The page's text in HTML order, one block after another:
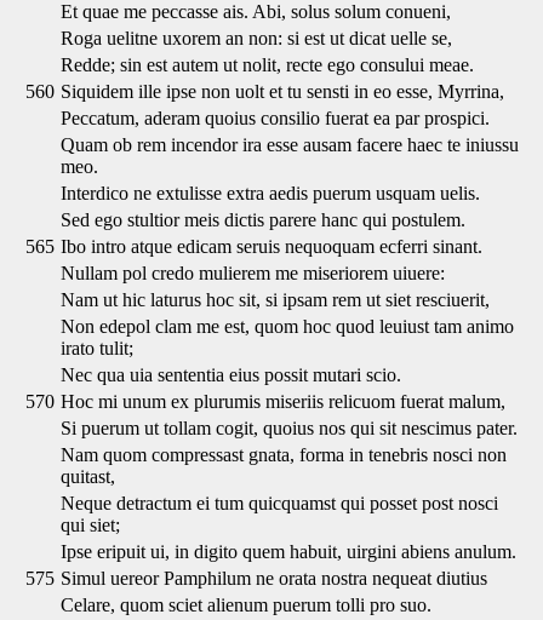
Et quae me peccasse ais. Abi, solus solum conueni,
Roga uelitne uxorem an non: si est ut dicat uelle se,
Redde; sin est autem ut nolit, recte ego consului meae.
560 Siquidem ille ipse non uolt et tu sensti in eo esse, Myrrina,
Peccatum, aderam quoius consilio fuerat ea par prospici.
Quam ob rem incendor ira esse ausam facere haec te iniussu
meo.
Interdico ne extulisse extra aedis puerum usquam uelis.
Sed ego stultior meis dictis parere hanc qui postulem.
565 Ibo intro atque edicam seruis nequoquam ecferri sinant.
Nullam pol credo mulierem me miseriorem uiuere:
Nam ut hic laturus hoc sit, si ipsam rem ut siet resciuerit,
Non edepol clam me est, quom hoc quod leuiust tam animo
irato tulit;
Nec qua uia sententia eius possit mutari scio.
570 Hoc mi unum ex plurumis miseriis relicuom fuerat malum,
Si puerum ut tollam cogit, quoius nos qui sit nescimus pater.
Nam quom compressast gnata, forma in tenebris nosci non
quitast,
Neque detractum ei tum quicquamst qui posset post nosci
qui siet;
Ipse eripuit ui, in digito quem habuit, uirgini abiens anulum.
575 Simul uereor Pamphilum ne orata nostra nequeat diutius
Celare, quom sciet alienum puerum tolli pro suo.